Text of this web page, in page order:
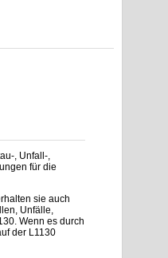
, Unfall-,
für die
sie auch
Unfälle,
Wenn es durch
der L1130